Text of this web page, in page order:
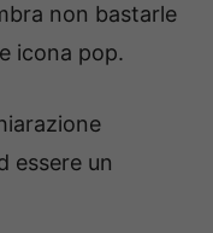
non bastarle
icona pop.
essere un